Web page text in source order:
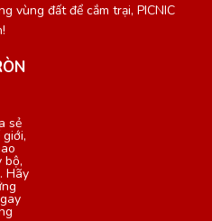
vùng đất để cắm trại, PICNIC
sẻ
bộ,
Hãy